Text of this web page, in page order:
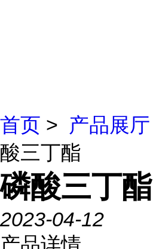
首页 > 产品展厅
酸三丁酯
磷酸三丁酯
2023-04-12
产品详情